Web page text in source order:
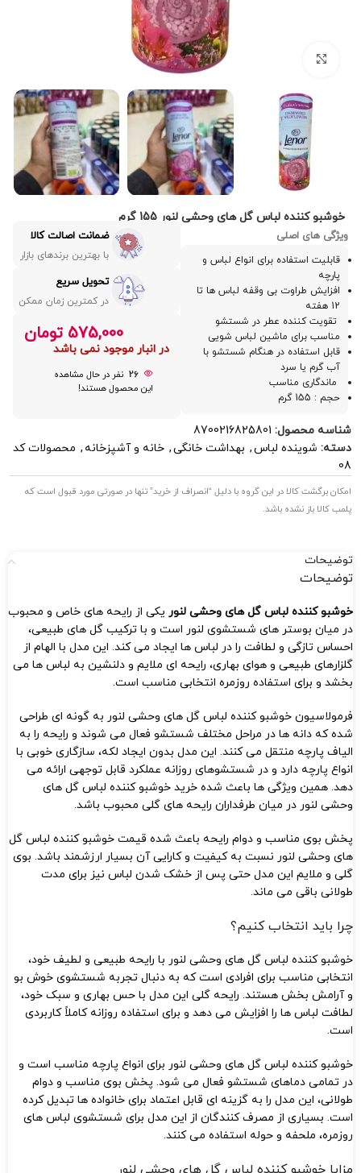
خوشبو کننده لباس گل های وحشی لنور 155 گرم
ویژگی های اصلی
قابلیت استفاده برای انواع لباس و
پارچه
افزایش طراوت بی وقفه لباس ها تا
12 هفته
تقویت کننده عطر در شستشو
مناسب برای ماشین لباس شویی
قابل استفاده در هنگام شستشو با
آب گرم یا سرد
ماندگاری مناسب
حجم : 155 گرم
ضمانت اصالت کالا
با بهترین برندهای بازار
تحویل سریع
در کمترین زمان ممکن
575,000 تومان
در انبار موجود نمی باشد
26 نفر در حال مشاهده
این محصول هستند!
شناسه محصول: 8700216825801
دسته: شوینده لباس, بهداشت خانگی, خانه و آشپزخانه , محصولات کد
08
امکان برگشت کالا در این گروه با دلیل “انصراف از خرید” تنها در صورتی مورد قبول است که
پلمب کالا باز نشده باشد.
توضیحات
توضیحات
خوشبو کننده لباس گل‌ های وحشی لنور یکی از رایحه های خاص و محبوب
در ميان بوستر های شستشوی لنور است و با ترکیب گل های طبیعی،
احساس تازگی و لطافت را در لباس ها ایجاد می کند. این مدل با الهام از
گلزارهای طبیعی و هوای بهاری، رایحه ای ملایم و دلنشین به لباس ها می
بخشد و برای استفاده روزمره انتخابی مناسب است.
فرمولاسیون خوشبو کننده لباس گل های وحشی لنور به گونه ای طراحی
شده که دانه ها در مراحل مختلف شستشو فعال می شوند و رایحه را به
الیاف پارچه منتقل می کنند. این مدل بدون ایجاد لکه، سازگاری خوبی با
انواع پارچه دارد و در شستشوهای روزانه عملکرد قابل توجهی ارائه می
دهد. همین ویژگی ها باعث شده خرید خوشبو کننده لباس گل های
وحشی لنور در میان طرفداران رایحه های گلی محبوب باشد.
پخش بوی مناسب و دوام رایحه باعث شده قیمت خوشبو کننده لباس گل
های وحشی لنور نسبت به کیفیت و کارایی آن بسیار ارزشمند باشد. بوی
گلی و ملایم این مدل حتی پس از خشک شدن لباس نیز برای مدت
طولانی باقی می ماند.
چرا باید انتخاب کنیم؟
خوشبو کننده لباس گل های وحشی لنور با رایحه طبیعی و لطیف خود،
انتخابی مناسب برای افرادی است که به دنبال تجربه شستشوی خوش بو
و آرامش بخش هستند. رایحه گلی این مدل با حس بهاری و سبک خود،
لطافت لباس ها را افزایش می دهد و برای استفاده روزانه کاملاً کاربردی
است.
خوشبو کننده لباس گل‌ های وحشی لنور برای انواع پارچه مناسب است و
در تمامی دماهای شستشو فعال می شود. پخش بوی مناسب و دوام
طولانی، این مدل را به گزینه ای قابل اعتماد برای خانواده ها تبدیل کرده
است. بسیاری از مصرف کنندگان از این مدل برای شستشوی لباس های
روزمره، ملحفه و حوله استفاده می کنند.